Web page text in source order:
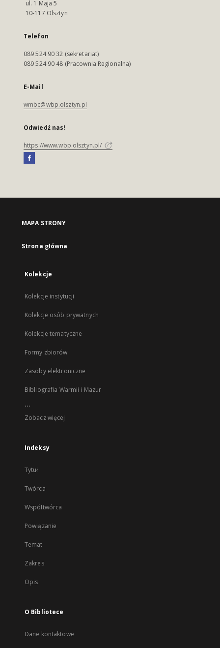
ul. 1 Maja 5
10-117 Olsztyn
Telefon
089 524 90 32 (sekretariat)
089 524 90 48 (Pracownia Regionalna)
E-Mail
wmbc@wbp.olsztyn.pl
Odwiedź nas!
https://www.wbp.olsztyn.pl/
MAPA STRONY
Strona główna
Kolekcje
Kolekcje instytucji
Kolekcje osób prywatnych
Kolekcje tematyczne
Formy zbiorów
Zasoby elektroniczne
Bibliografia Warmii i Mazur
...
Zobacz więcej
Indeksy
Tytuł
Twórca
Współtwórca
Powiązanie
Temat
Zakres
Opis
O Bibliotece
Dane kontaktowe